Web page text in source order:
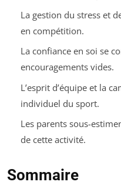
La gestion du stress et
en compétition.
La confiance en soi se
encouragements vides.
L’esprit d’équipe et la
individuel du sport.
Les parents sous-
de cette activité.
Sommaire